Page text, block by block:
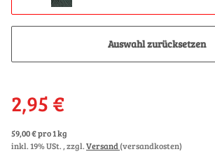
Auswahl zurücksetzen
2,95 €
59,00 € pro 1 kg
inkl. 19% USt. , zzgl.Versand (versandkosten)